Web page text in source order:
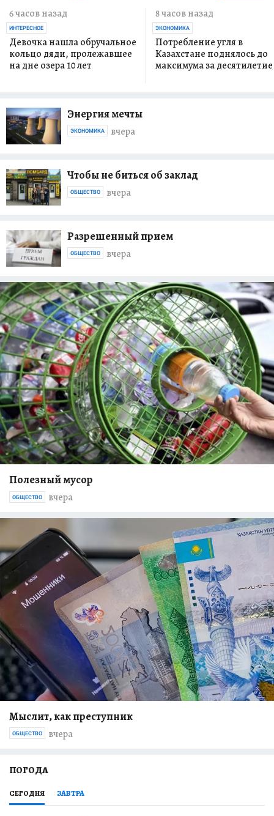
Энергия мечты
вчера
ЭКОНОМИКА
Чтобы не биться об заклад
вчера
ОБЩЕСТВО
Разрешенный прием
вчера
ОБЩЕСТВО
Полезный мусор
вчера
ОБЩЕСТВО
Мыслит, как преступник
вчера
ОБЩЕСТВО
6 часов назад
ИНТЕРЕСНОЕ
Девочка нашла обручальное
кольцо дяди, пролежавшее
на дне озера 10 лет
8 часов назад
ЭКОНОМИКА
Потребление угля в
Казахстане поднялось до
максимума за десятилетие
ПОГОДА
СЕГОДНЯ ЗАВТРА